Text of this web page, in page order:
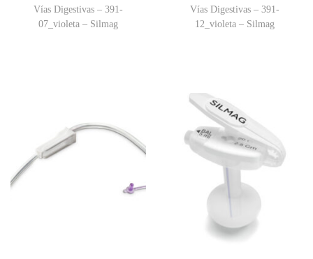
Vías Digestivas – 391-
07_violeta – Silmag
Vías Digestivas – 391-
12_violeta – Silmag